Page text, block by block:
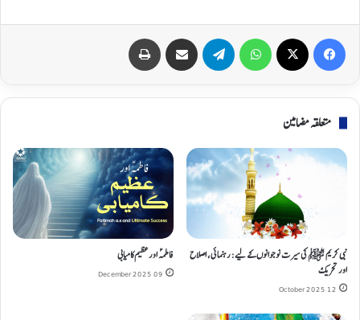
متعلقہ مضامین
نبی کریم ﷺ کی سیرت نوجوانوں کے لیے: رہنمائی، اصلاح
اور تحریک
12 October 2025
فاطمہؑ اور عظیم کامیابی
09 December 2025